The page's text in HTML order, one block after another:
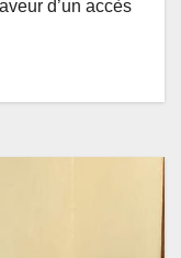
d’un accès